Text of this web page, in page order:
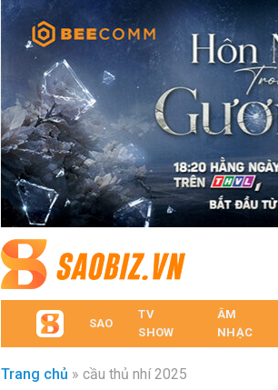
SAO
TV
SHOW
ÂM
NHẠC
Trang chủ » cầu thủ nhí 2025